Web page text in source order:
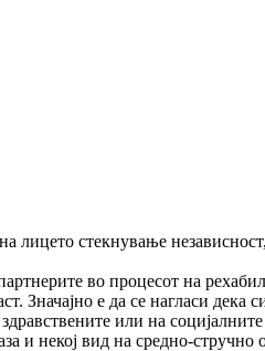
лицето стекнување
во процесот на
Значајно е да се нагласи дека
или на
и некој вид на средно-стручно